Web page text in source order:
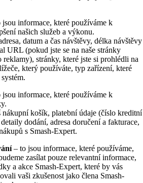
informace, které používáme k
našich služeb a výkonu.
datum a čas návštěvy, délka návštěvy
URL (pokud jste se na naše stránky
stránky, které jste si prohlédli na
který používáte, typ zařízení, které
jsou informace, které používáme k
nákupní košík, platební údaje (číslo kreditní
dodání, adresa doručení a fakturace,
s Smash-Expert.
– to jsou informace, které používáme,
zasílat pouze relevantní informace,
a akce Smash-Expert, které by vás
vaši zkušenost jako člena Smash-